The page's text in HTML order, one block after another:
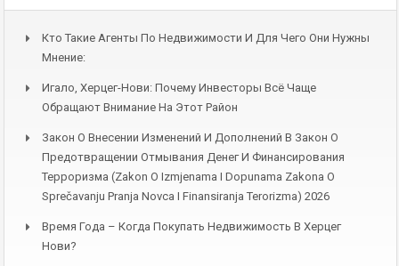
Кто Такие Агенты По Недвижимости И Для Чего Они Нужны
Мнение:
Игало, Херцег-Нови: Почему Инвесторы Всё Чаще
Обращают Внимание На Этот Район
Закон О Внесении Изменений И Дополнений В Закон О
Предотвращении Отмывания Денег И Финансирования
Терроризма (Zakon O Izmjenama I Dopunama Zakona O
Sprečavanju Pranja Novca I Finansiranja Terorizma) 2026
Время Года – Когда Покупать Недвижимость В Херцег
Нови?